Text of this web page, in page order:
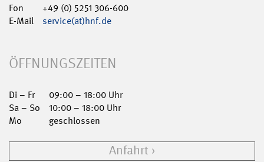
Fon
+49 (0) 5251 306-600
E-Mail
service(at)hnf.de
ÖFFNUNGSZEITEN
Di – Fr
09:00 – 18:00 Uhr
Sa – So
10:00 – 18:00 Uhr
Mo
geschlossen
Anfahrt